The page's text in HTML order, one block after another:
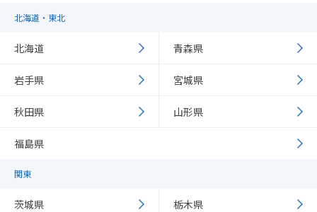
北海道・東北
北海道 青森県
岩手県 宮城県
秋田県 山形県
福島県
関東
茨城県 栃木県